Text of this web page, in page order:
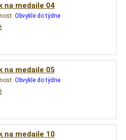
na medaile 04
Obvykle do týdne
na medaile 05
Obvykle do týdne
na medaile 10